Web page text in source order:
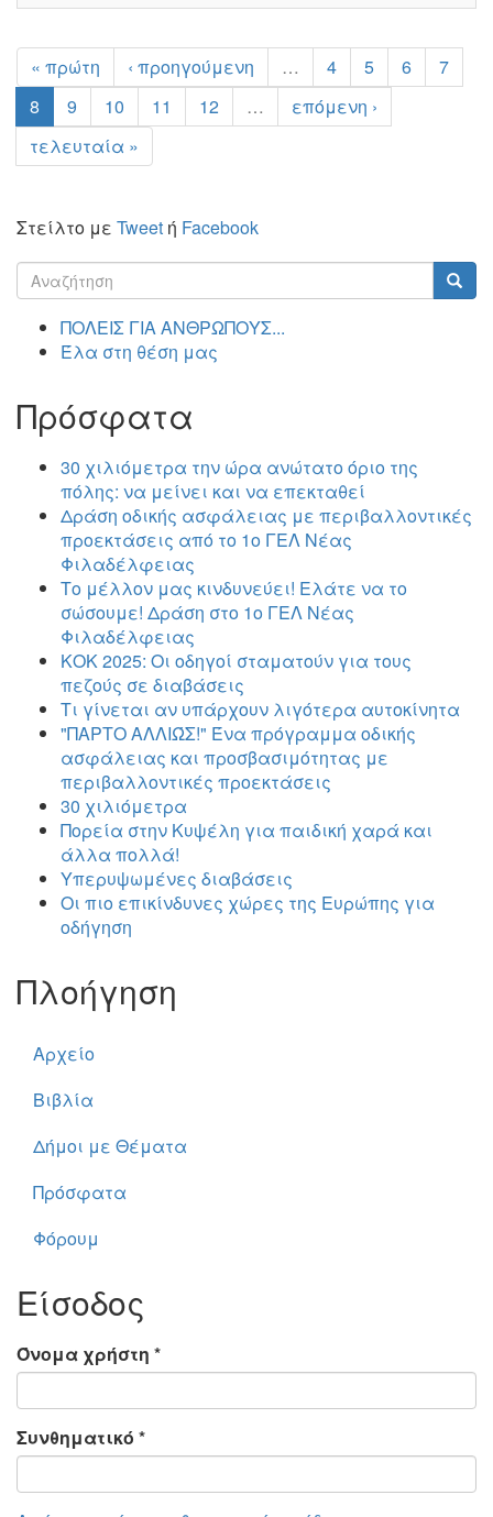
« πρώτη ‹ προηγούμενη … 4 5 6
7
8
9 10 11 12 …
επόμενη ›
τελευταία »
Στείλτο με Tweet ή Facebook
Φόρμα
αναζήτησης
ΠΟΛΕΙΣ ΓΙΑ ΑΝΘΡΩΠΟΥΣ...
Έλα στη θέση μας
Πρόσφατα
30 χιλιόμετρα την ώρα ανώτατο όριο της
πόλης: να μείνει και να επεκταθεί
Δράση οδικής ασφάλειας με περιβαλλοντικές
προεκτάσεις από το 1ο ΓΕΛ Νέας
Φιλαδέλφειας
Το μέλλον μας κινδυνεύει! Ελάτε να το
σώσουμε! Δράση στο 1ο ΓΕΛ Νέας
Φιλαδέλφειας
ΚΟΚ 2025: Οι οδηγοί σταματούν για τους
πεζούς σε διαβάσεις
Τι γίνεται αν υπάρχουν λιγότερα αυτοκίνητα
"ΠΑΡΤΟ ΑΛΛΙΏΣ!" Ένα πρόγραμμα οδικής
ασφάλειας και προσβασιμότητας με
περιβαλλοντικές προεκτάσεις
30 χιλιόμετρα
Πορεία στην Κυψέλη για παιδική χαρά και
άλλα πολλά!
Υπερυψωμένες διαβάσεις
Οι πιο επικίνδυνες χώρες της Ευρώπης για
οδήγηση
Πλοήγηση
Αρχείο
Βιβλία
Δήμοι με Θέματα
Πρόσφατα
Φόρουμ
Είσοδος
Όνομα χρήστη *
Συνθηματικό *